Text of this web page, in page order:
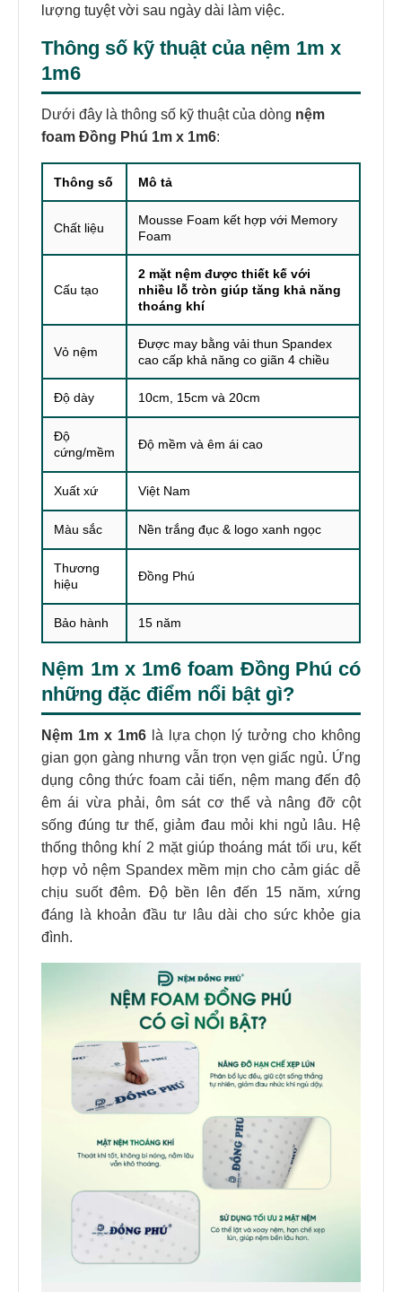
lượng tuyệt vời sau ngày dài làm việc.
Thông số kỹ thuật của nệm 1m x
1m6
Dưới đây là thông số kỹ thuật của dòng nệm
foam Đồng Phú 1m x 1m6:
Thông số Mô tả
Chất liệu
Mousse Foam kết hợp với Memory
Foam
Cấu tạo
2 mặt nệm được thiết kế với
nhiều lỗ tròn giúp tăng khả năng
thoáng khí
Vỏ nệm
Được may bằng vải thun Spandex
cao cấp khả năng co giãn 4 chiều
Độ dày 10cm, 15cm và 20cm
Độ
cứng/mềm
Độ mềm và êm ái cao
Xuất xứ Việt Nam
Màu sắc Nền trắng đục & logo xanh ngọc
Thương
hiệu
Đồng Phú
Bảo hành 15 năm
Nệm 1m x 1m6 foam Đồng Phú có
những đặc điểm nổi bật gì?
Nệm 1m x 1m6là lựa chọn lý tưởng cho không
gian gọn gàng nhưng vẫn trọn vẹn giấc ngủ. Ứng
dụng công thức foam cải tiến, nệm mang đến độ
êm ái vừa phải, ôm sát cơ thể và nâng đỡ cột
sống đúng tư thế, giảm đau mỏi khi ngủ lâu. Hệ
thống thông khí 2 mặt giúp thoáng mát tối ưu, kết
hợp vỏ nệm Spandex mềm mịn cho cảm giác dễ
chịu suốt đêm. Độ bền lên đến 15 năm, xứng
đáng là khoản đầu tư lâu dài cho sức khỏe gia
đình.